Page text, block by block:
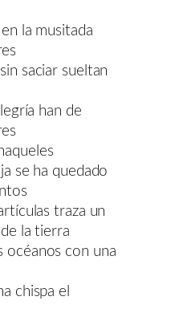
la musitada
saciar sueltan
han de
se ha quedado
traza un
la tierra
océanos con una
chispa el